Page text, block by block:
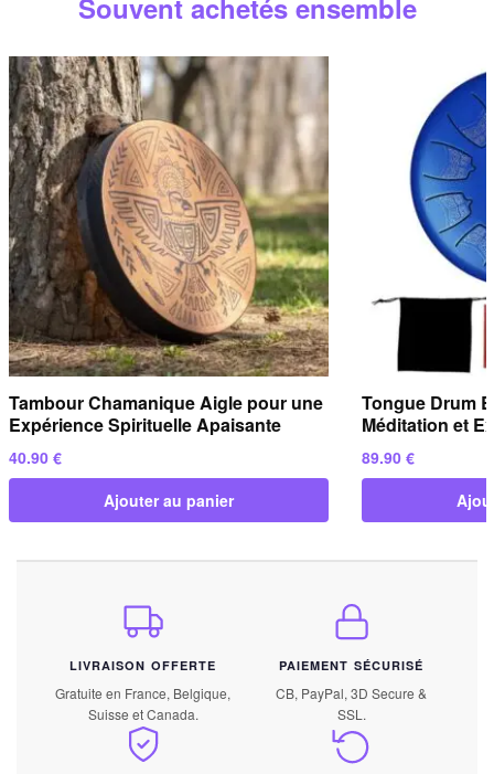
Souvent achetés ensemble
Tambour Chamanique Aigle pour une
Expérience Spirituelle Apaisante
40.90 €
Ajouter au panier
Tongue Drum
Méditation et
89.90 €
LIVRAISON OFFERTE
Gratuite en France, Belgique,
Suisse et Canada.
PAIEMENT SÉCURISÉ
CB, PayPal, 3D Secure &
SSL.